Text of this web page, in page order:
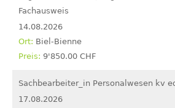
Fachausweis
14.08.2026
Biel-Bienne
9'850.00 CHF
Sachbearbeiter_in Personalwesen kv
17.08.2026